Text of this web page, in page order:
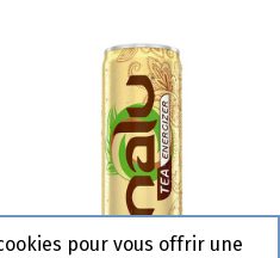
pour vous offrir une